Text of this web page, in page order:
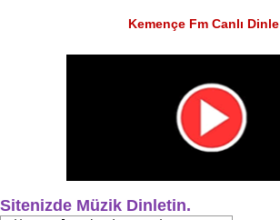
Kemençe Fm Canlı Dinle
Sitenizde Müzik Dinletin.